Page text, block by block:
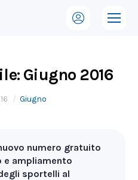
Giugno 2016
Giugno
numero gratuito
e ampliamento
sportelli al